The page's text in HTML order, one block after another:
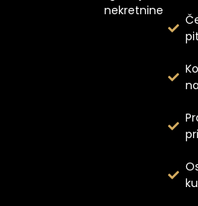
nekretnine